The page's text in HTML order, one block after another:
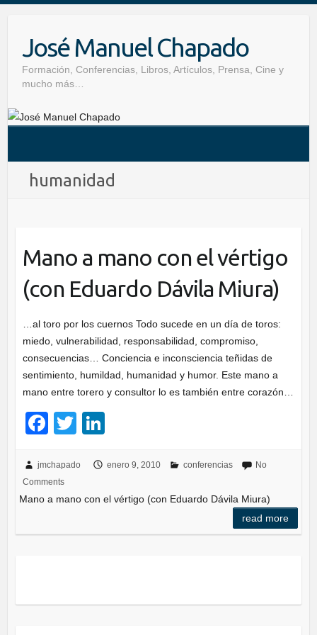
José Manuel Chapado
Formación, Conferencias, Libros, Artículos, Prensa, Cine y
mucho más…
humanidad
Mano a mano con el vértigo
(con Eduardo Dávila Miura)
…al toro por los cuernos Todo sucede en un día de toros:
miedo, vulnerabilidad, responsabilidad, compromiso,
consecuencias… Conciencia e inconsciencia teñidas de
sentimiento, humildad, humanidad y humor. Este mano a
mano entre torero y consultor lo es también entre corazón…
F
c
e
o
T
tt
er
k
e
n
jmchapado enero 9, 2010 conferencias
No
Comments
Mano a mano con el vértigo (con Eduardo Dávila Miura)
read more